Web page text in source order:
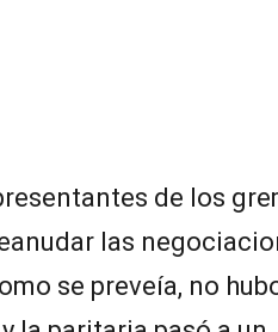
de los
las
se preveía, no